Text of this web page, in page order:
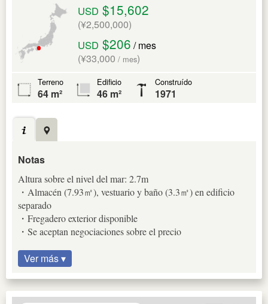
USD $15,602
(¥2,500,000)
USD $206 / mes
(¥33,000 / mes)
Terreno
64 m²
Edificio
46 m²
Construído
1971
Notas
Altura sobre el nivel del mar: 2.7m
・Almacén (7.93㎡), vestuario y baño (3.3㎡) en edificio
separado
・Fregadero exterior disponible
・Se aceptan negociaciones sobre el precio
Ver más ▾